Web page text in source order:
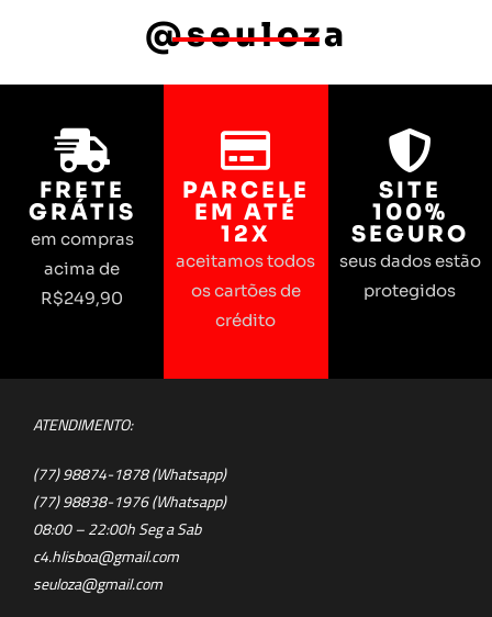
@seuloza
FRETE
GRÁTIS
em compras
acima de
R$249,90
PARCELE
EM ATÉ
12X
aceitamos todos
os cartões de
crédito
SITE
100%
SEGURO
seus dados estão
protegidos
ATENDIMENTO:
(77) 98874-1878 (Whatsapp)
(77) 98838-1976 (Whatsapp)
08:00 – 22:00h Seg a Sab
c4.hlisboa@gmail.com
seuloza@gmail.com